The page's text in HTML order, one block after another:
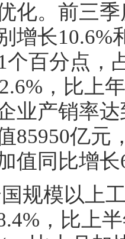
化。前三
增长10.6%
个百分点，
，比上
业产销率
85950亿元
值同比增
规模以上
，比上